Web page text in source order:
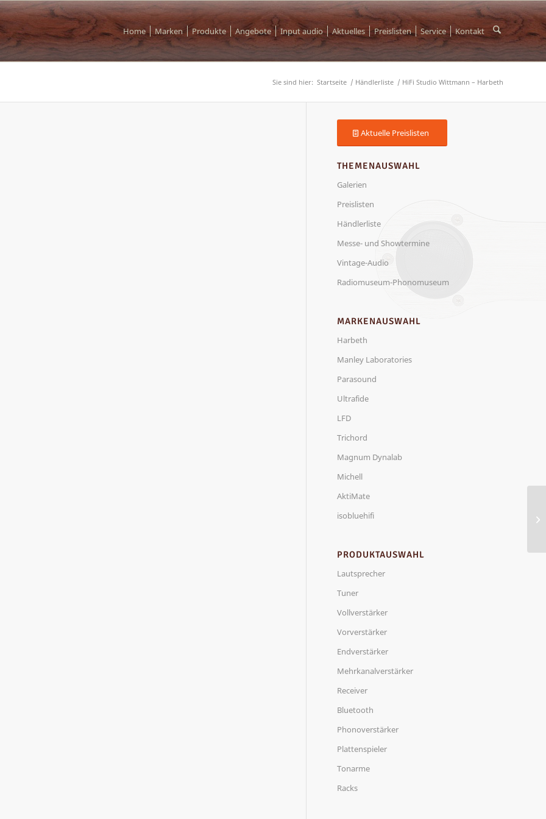
Home Marken Produkte Angebote Input audio Aktuelles Preislisten Service Kontakt
Sie sind hier: Startseite / Händlerliste / HiFi Studio Wittmann – Harbeth
Aktuelle Preislisten
THEMENAUSWAHL
Galerien
Preislisten
Händlerliste
Messe- und Showtermine
Vintage-Audio
Radiomuseum-Phonomuseum
MARKENAUSWAHL
Harbeth
Manley Laboratories
Parasound
Ultrafide
LFD
Trichord
Magnum Dynalab
Michell
AktiMate
isobluehifi
PRODUKTAUSWAHL
Lautsprecher
Tuner
Vollverstärker
Vorverstärker
Endverstärker
Mehrkanalverstärker
Receiver
Bluetooth
Phonoverstärker
Plattenspieler
Tonarme
Racks